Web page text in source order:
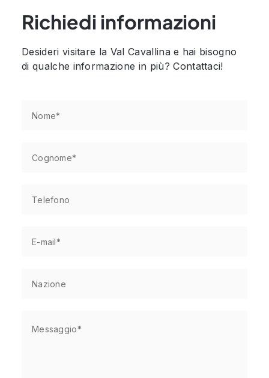
Richiedi informazioni
Desideri visitare la Val Cavallina e hai bisogno
di qualche informazione in più? Contattaci!